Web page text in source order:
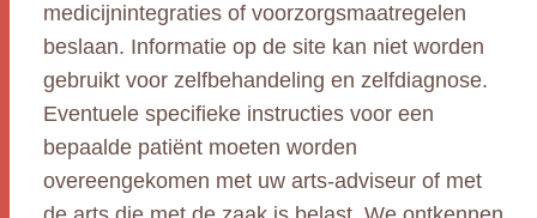
medicijnintegraties of voorzorgsmaatregelen
beslaan. Informatie op de site kan niet worden
gebruikt voor zelfbehandeling en zelfdiagnose.
Eventuele specifieke instructies voor een
bepaalde patiënt moeten worden
overeengekomen met uw arts-adviseur of met